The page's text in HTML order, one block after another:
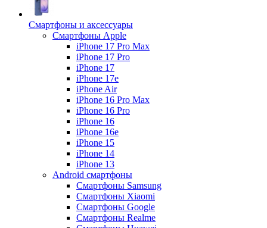
Смартфоны и аксессуары
Смартфоны Apple
iPhone 17 Pro Max
iPhone 17 Pro
iPhone 17
iPhone 17e
iPhone Air
iPhone 16 Pro Max
iPhone 16 Pro
iPhone 16
iPhone 16e
iPhone 15
iPhone 14
iPhone 13
Android cмартфоны
Смартфоны Samsung
Смартфоны Xiaomi
Смартфоны Google
Смартфоны Realme